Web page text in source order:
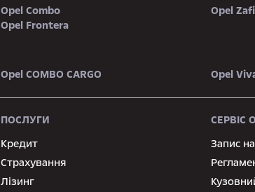
Opel Combo
Opel
Opel Frontera
Opel COMBO CARGO Opel
ПОСЛУГИ
Кредит
Страхування
Лізинг
СЕРВІС
Запис